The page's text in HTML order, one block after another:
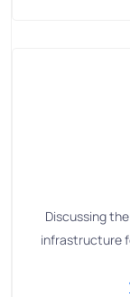
Discussing
infrastructure